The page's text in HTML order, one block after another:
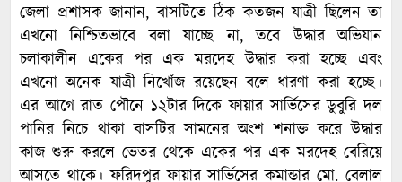
জেলা প্রশাসক জানান, বাসটিতে ঠিক কতজন যাত্রী ছিলেন তা
এখনো নিশ্চিতভাবে বলা যাচ্ছে না, তবে উদ্ধার অভিযান
চলাকালীন একের পর এক মরদেহ উদ্ধার করা হচ্ছে এবং
এখনো অনেক যাত্রী নিখোঁজ রয়েছেন বলে ধারণা করা হচ্ছে।
এর আগে রাত পৌনে ১২টার দিকে ফায়ার সার্ভিসের ডুবুরি দল
পানির নিচে থাকা বাসটির সামনের অংশ শনাক্ত করে উদ্ধার
কাজ শুরু করলে ভেতর থেকে একের পর এক মরদেহ বেরিয়ে
আসতে থাকে। ফরিদপুর ফায়ার সার্ভিসের কমান্ডার মো. বেলাল